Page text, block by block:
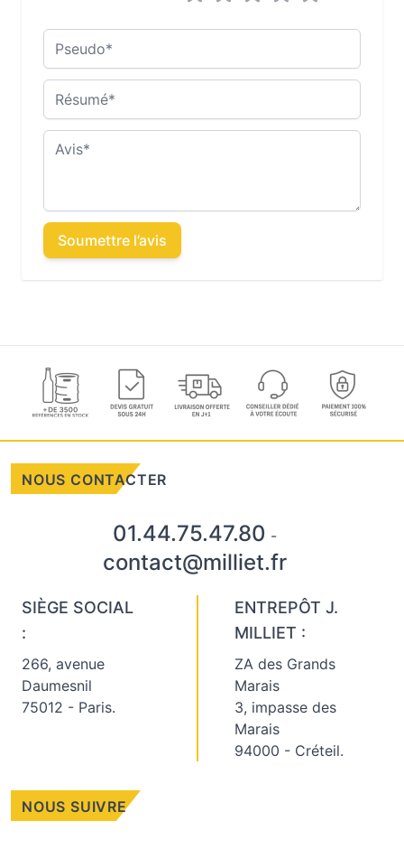
Pseudo
Résumé
Avis
Soumettre l’avis
NOUS CONTACTER
01.44.75.47.80 -
contact@milliet.fr
SIÈGE SOCIAL
:
266, avenue
Daumesnil
75012 - Paris.
ENTREPÔT J.
MILLIET :
ZA des Grands
Marais
3, impasse des
Marais
94000 - Créteil.
NOUS SUIVRE